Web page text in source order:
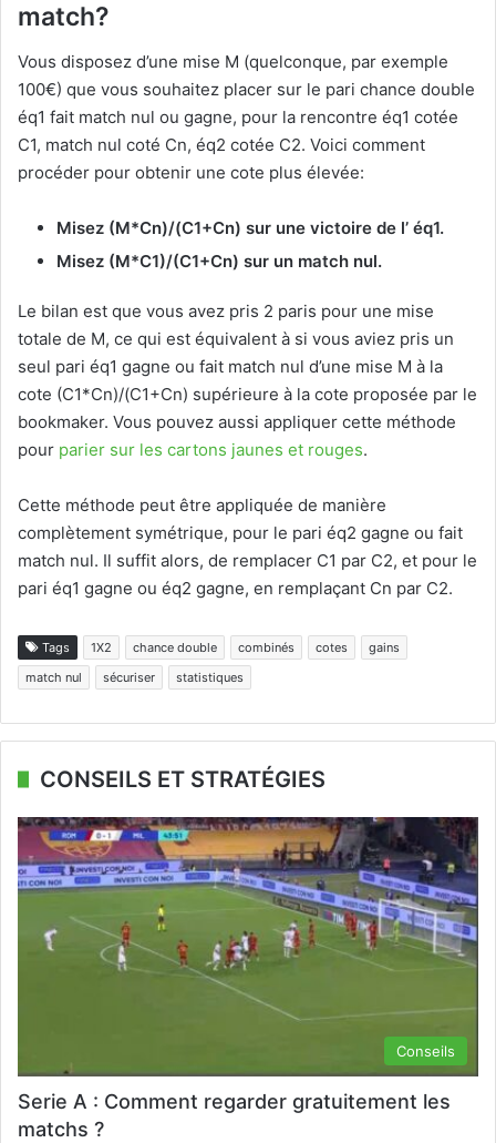
match?
Vous disposez d’une mise M (quelconque, par exemple
100€) que vous souhaitez placer sur le pari chance double
éq1 fait match nul ou gagne, pour la rencontre éq1 cotée
C1, match nul coté Cn, éq2 cotée C2. Voici comment
procéder pour obtenir une cote plus élevée:
Misez (M*Cn)/(C1+Cn) sur une victoire de l’ éq1.
Misez (M*C1)/(C1+Cn) sur un match nul.
Le bilan est que vous avez pris 2 paris pour une mise
totale de M, ce qui est équivalent à si vous aviez pris un
seul pari éq1 gagne ou fait match nul d’une mise M à la
cote (C1*Cn)/(C1+Cn) supérieure à la cote proposée par le
bookmaker. Vous pouvez aussi appliquer cette méthode
pour parier sur les cartons jaunes et rouges.
Cette méthode peut être appliquée de manière
complètement symétrique, pour le pari éq2 gagne ou fait
match nul. Il suffit alors, de remplacer C1 par C2, et pour le
pari éq1 gagne ou éq2 gagne, en remplaçant Cn par C2.
Tags 1X2 chance double combinés cotes
gains
match nul
sécuriser statistiques
CONSEILS ET STRATÉGIES
Conseils
Serie A : Comment regarder gratuitement les
matchs ?